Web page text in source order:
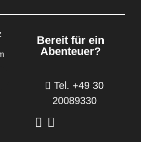
Bereit für ein
Abenteuer?
Tel. +49 30
20089330